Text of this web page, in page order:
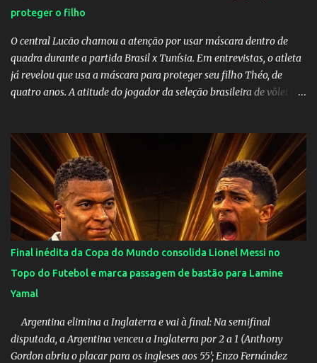
proteger o filho
O central Lucão chamou a atenção por usar máscara dentro de
quadra durante a partida Brasil x Tunísia. Em entrevistas, o atleta
já revelou que usa a máscara para proteger seu filho Théo, de
quatro anos. A atitude do jogador da seleção brasileira de vôlei foi
China por 5 a 0 na estreia brasileira nas olimpíadas de Tóquio.
Marta marcou duas vezes, Debinha, Andressa Alves e Bia
Zaneratto foram autoras dos gols. Juliette, embaixadora
‎@Globoplay mandou um xero para as meninas e falou do seu
orgulho.
Final inédita da Copa do Mundo consolida Lionel Messi no
Topo do Futebol e marca passagem de bastão para Lamine
Yamal
Argentina elimina a Inglaterra e vai à final: Na semifinal
disputada, a Argentina venceu a Inglaterra por 2 a 1 (Anthony
Gordon abriu o placar para os ingleses aos 55’; Enzo Fernández